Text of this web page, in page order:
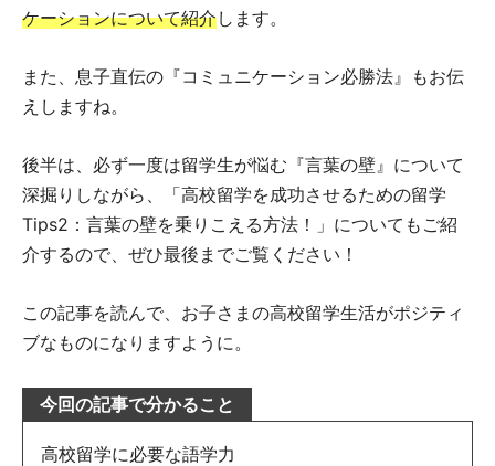
ケーションについて紹介します。
また、息子直伝の『コミュニケーション必勝法』もお伝
えしますね。
後半は、必ず一度は留学生が悩む『言葉の壁』について
深掘りしながら、「高校留学を成功させるための留学
Tips2：言葉の壁を乗りこえる方法！」についてもご紹
介するので、ぜひ最後までご覧ください！
この記事を読んで、お子さまの高校留学生活がポジティ
ブなものになりますように。
今回の記事で分かること
高校留学に必要な語学力